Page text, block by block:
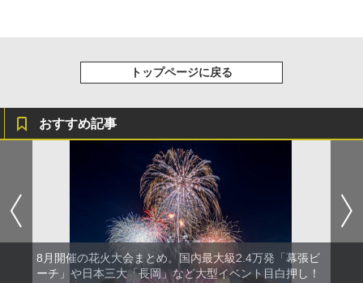
トップページに戻る
おすすめ記事
8月開催の花火大会まとめ。国内最大級2.4万発「幕張ビ
ーチ」や日本三大「長岡」など大型イベント目白押し！